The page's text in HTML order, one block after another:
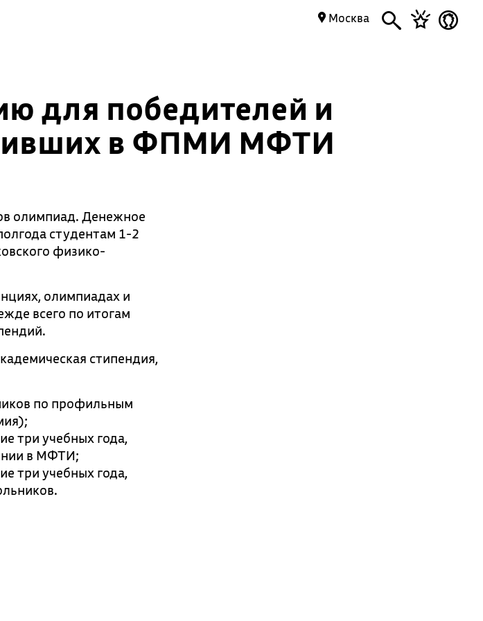
Москва
для победителей и
в ФПМИ МФТИ
олимпиад. Денежное
студентам 1-2
физико-
олимпиадах и
всего по итогам
стипендия,
по профильным
три учебных года,
в МФТИ;
три учебных года,